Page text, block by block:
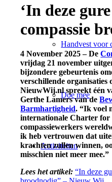
Handvest voor
Doe mee
Activiteiten
‘In deze
compassie
4 November 2025 – De
vrijdag 21 november
bijzondere gebeurtenis
verschillende
NieuwWij.nl spreekt één
Gerthe Lamers van de
Barmhartigheid. “Ik voel
internationale Charter for
compassiewerkers
ik heb vertrouwen dat
krachten zullen winnen,
misschien niet meer mee.”
Lees het artikel: “In deze